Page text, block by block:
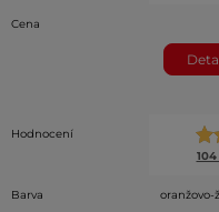
Cena
Hodnocení
Barva oranžovo-